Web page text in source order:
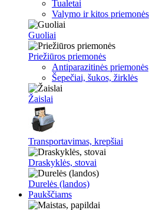
Tualetai
Valymo ir kitos priemonės
Guoliai
Priežiūros priemonės
Antiparazitinės priemonės
Šepečiai, šukos, žirklės
Žaislai
Transportavimas, krepšiai
Draskyklės, stovai
Durelės (landos)
Paukščiams